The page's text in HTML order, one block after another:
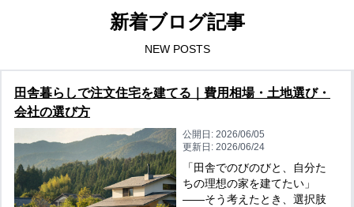
新着ブログ記事
NEW POSTS
田舎暮らしで注文住宅を建てる｜費用相場・土地選び・
会社の選び方
公開日: 2026/06/05
更新日: 2026/06/24
「田舎でのびのびと、自分た
ちの理想の家を建てたい」
——そう考えたとき、選択肢